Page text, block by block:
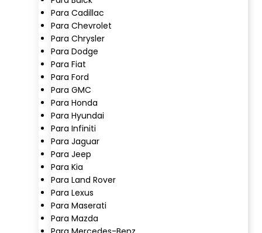
Para Cadillac
Para Chevrolet
Para Chrysler
Para Dodge
Para Fiat
Para Ford
Para GMC
Para Honda
Para Hyundai
Para Infiniti
Para Jaguar
Para Jeep
Para Kia
Para Land Rover
Para Lexus
Para Maserati
Para Mazda